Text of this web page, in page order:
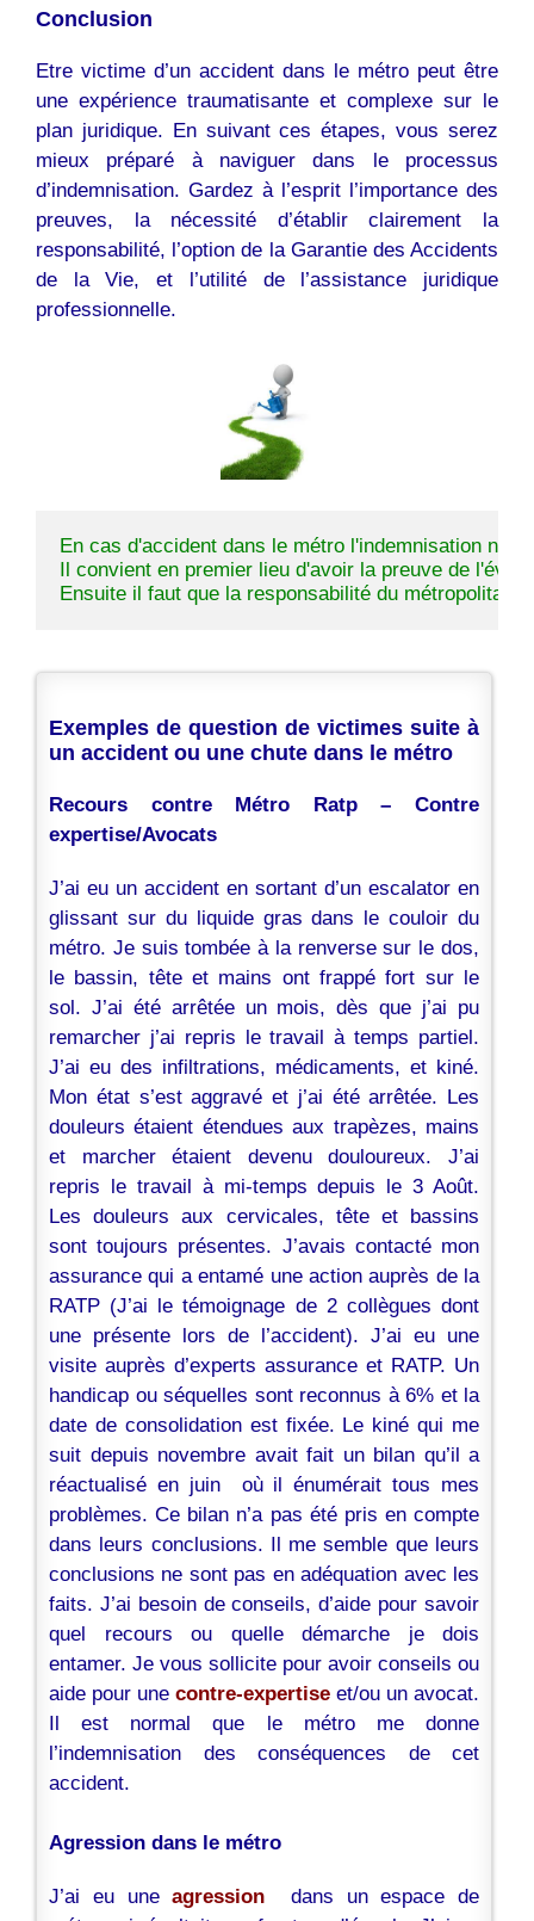
Conclusion
Etre victime d’un accident dans le métro peut être
une expérience traumatisante et complexe sur le
plan juridique. En suivant ces étapes, vous serez
mieux préparé à naviguer dans le processus
d’indemnisation. Gardez à l’esprit l’importance des
preuves, la nécessité d’établir clairement la
responsabilité, l’option de la Garantie des Accidents
de la Vie, et l’utilité de l’assistance juridique
professionnelle.
Exemples de question de victimes suite à
un accident ou une chute dans le métro
Recours contre Métro Ratp – Contre
expertise/Avocats
J’ai eu un accident en sortant d’un escalator en
glissant sur du liquide gras dans le couloir du
métro. Je suis tombée à la renverse sur le dos,
le bassin, tête et mains ont frappé fort sur le
sol. J’ai été arrêtée un mois, dès que j’ai pu
remarcher j’ai repris le travail à temps partiel.
J’ai eu des infiltrations, médicaments, et kiné.
Mon état s’est aggravé et j’ai été arrêtée. Les
douleurs étaient étendues aux trapèzes, mains
et marcher étaient devenu douloureux. J’ai
repris le travail à mi-temps depuis le 3 Août.
Les douleurs aux cervicales, tête et bassins
sont toujours présentes. J’avais contacté mon
assurance qui a entamé une action auprès de la
RATP (J’ai le témoignage de 2 collègues dont
une présente lors de l’accident). J’ai eu une
visite auprès d’experts assurance et RATP. Un
handicap ou séquelles sont reconnus à 6% et la
date de consolidation est fixée. Le kiné qui me
suit depuis novembre avait fait un bilan qu’il a
réactualisé en juin où il énumérait tous mes
problèmes. Ce bilan n’a pas été pris en compte
dans leurs conclusions. Il me semble que leurs
conclusions ne sont pas en adéquation avec les
faits. J’ai besoin de conseils, d’aide pour savoir
quel recours ou quelle démarche je dois
entamer. Je vous sollicite pour avoir conseils ou
aide pour une contre-expertise et/ou un avocat.
Il est normal que le métro me donne
l’indemnisation des conséquences de cet
accident.
Agression dans le métro
J’ai eu uneagression dans un espace de